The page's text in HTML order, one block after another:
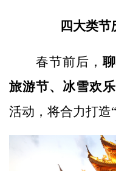
四大类节庆
春节前后，
旅游节、冰雪欢
活动，将合力打造